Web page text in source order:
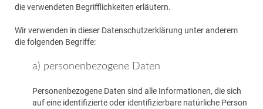
die verwendeten Begrifflichkeiten erläutern.
Wir verwenden in dieser Datenschutzerklärung unter anderem
die folgenden Begriffe:
a) personenbezogene Daten
Personenbezogene Daten sind alle Informationen, die sich
auf eine identifizierte oder identifizierbare natürliche Person